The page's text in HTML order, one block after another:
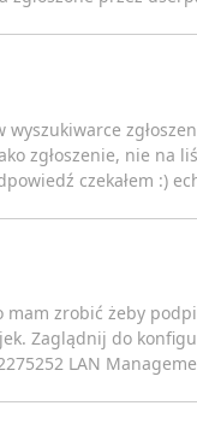
wyszukiwarce
zgłoszenie, nie na
czekałem :)
mam zrobić żeby
Zaglądnij do
LAN